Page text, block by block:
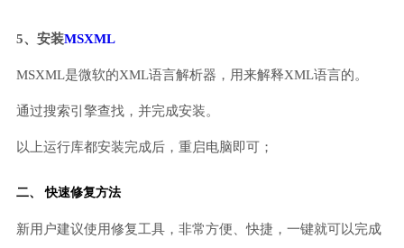
5、安装MSXML
MSXML是微软的XML语言解析器，用来解释XML语言的。
通过搜索引擎查找，并完成安装。
以上运行库都安装完成后，重启电脑即可；
二、 快速修复方法
新用户建议使用修复工具，非常方便、快捷，一键就可以完成